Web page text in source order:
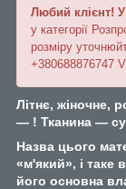
Любий клієнт!
у категорії
розміру
+380688876747
Літнє, жіночне,
— ! Тканина —
Назва цього
«м'який», і таке
його основна